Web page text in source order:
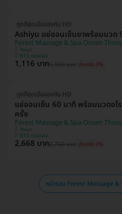
ถูกที่สุดเมื่อจองกับ HD
Ashiyu แช่ออนเซ็นขาพร้อมนวด
Forest Massage & Spa Onsen
วัฒนา
BTS ทองหล่อ
1,116 บาท1,150 บาท ประหยัด 3%
ถูกที่สุดเมื่อจองกับ HD
แช่ออนเซ็น 60 นาที พร้อมนวดอโ
ครั้ง
Forest Massage & Spa Onsen
วัฒนา
BTS ทองหล่อ
2,668 บาท2,750 บาท ประหยัด 3%
หน้ารวม Forest Massage